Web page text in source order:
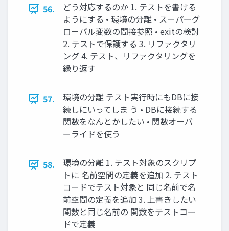
56.
どう対応するのか 1. テストを書ける
ようにする • 環境の分離 • スーパーグ
ローバル変数の間接参照 • exitの検討
2. テストで保護する 3. リファクタリ
ング 4. テスト、リファクタリングを
繰り返す
57.
環境の分離 テスト実行時にもDBに接
続しにいってしま う • DBに接続する
関数をなんとかしたい • 関数オーバ
ーライドを使う
58.
環境の分離 1. テスト対象のスクリプ
トに 名前空間の定義を追加 2. テスト
コードでテスト対象と 同じ名前で名
前空間の定義を追加 3. 上書きしたい
関数と同じ名前の 関数をテストコー
ドで定義